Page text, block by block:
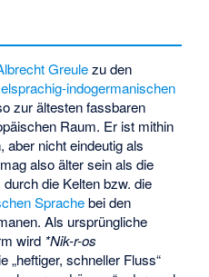
Greulezu den
indogermanischen
zur ältesten fassbaren
Raum. Er ist mithin
aber nicht eindeutig als
also älter sein als die
die Kelten bzw. die
Sprachebei den
Als ursprüngliche
wird *Nik-r-os
„heftiger, schneller Fluss“